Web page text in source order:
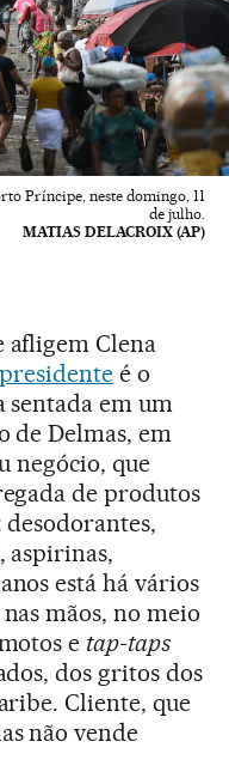
Príncipe, neste domingo, 11
de julho.
MATIAS DELACROIX (AP)
afligem Clena
é o
em um
de Delmas, em
negócio, que
de produtos
desodorantes,
aspirinas,
está há vários
mãos, no meio
e tap-taps
dos gritos dos
Cliente, que
não vende